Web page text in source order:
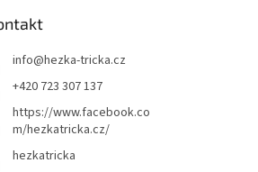
info@hezka-tricka.cz
+420 723 307 137
https://www.facebook.co
m/hezkatricka.cz/
hezkatricka